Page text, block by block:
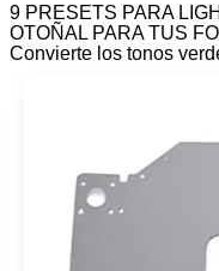
9 PRESETS PARA
OTOÑAL PARA TUS
Convierte los tonos